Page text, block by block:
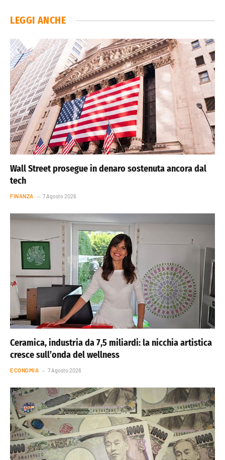
LEGGI ANCHE
Wall Street prosegue in denaro sostenuta ancora dal
tech
FINANZA 7 Agosto 2026
Ceramica, industria da 7,5 miliardi: la nicchia artistica
cresce sull’onda del wellness
ECONOMIA 7 Agosto 2026